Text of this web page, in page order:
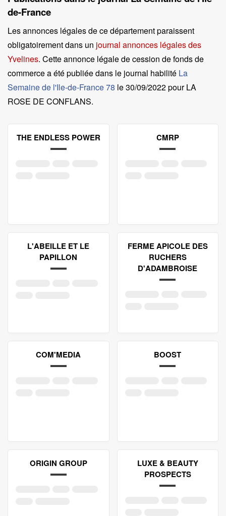
de-France
Les annonces légales de ce département paraissent
obligatoirement dans un journal annonces légales des
Yvelines. Cette annonce légale de cession de fonds de
commerce a été publiée dans le journal habilité La
Semaine de l'Ile-de-France 78 le30/09/2022 pour LA
ROSE DE CONFLANS.
THE ENDLESS POWER CMRP
L'ABEILLE ET LE
PAPILLON
FERME APICOLE DES
RUCHERS
D'ADAMBROISE
COM'MEDIA BOOST
ORIGIN GROUP
LUXE & BEAUTY
PROSPECTS